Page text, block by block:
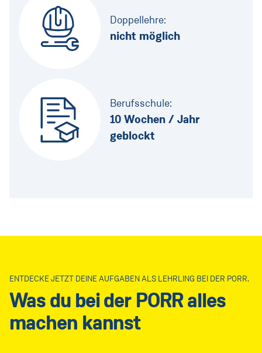
Doppellehre:
nicht möglich
Berufsschule:
10 Wochen / Jahr
geblockt
ENTDECKE JETZT DEINE AUFGABEN ALS LEHRLING BEI DER PORR.
Was du bei der PORR alles
machen kannst